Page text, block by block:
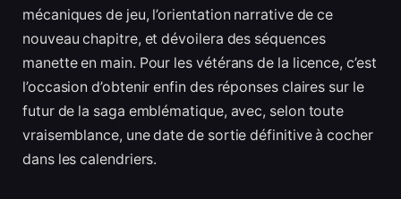
mécaniques de jeu, l’orientation narrative de ce
nouveau chapitre, et dévoilera des séquences
manette en main. Pour les vétérans de la licence, c’est
l’occasion d’obtenir enfin des réponses claires sur le
futur de la saga emblématique, avec, selon toute
vraisemblance, une date de sortie définitive à cocher
dans les calendriers.